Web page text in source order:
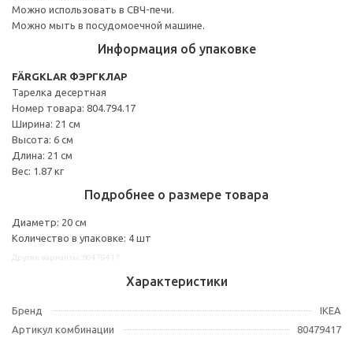
Можно использовать в СВЧ-печи.
Можно мыть в посудомоечной машине.
Информация об упаковке
FÄRGKLAR ФЭРГКЛАР
Тарелка десертная
Номер товара: 804.794.17
Ширина: 21 см
Высота: 6 см
Длина: 21 см
Вес: 1.87 кг
Подробнее о размере товара
Диаметр: 20 см
Количество в упаковке: 4 шт
Характеристики
Бренд
IKEA
Артикул комбинации
80479417